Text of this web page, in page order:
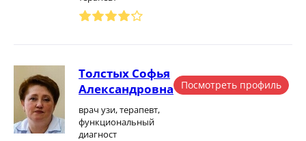
Толстых Софья
Александровна
врач узи, терапевт,
функциональный
диагност
Посмотреть профиль